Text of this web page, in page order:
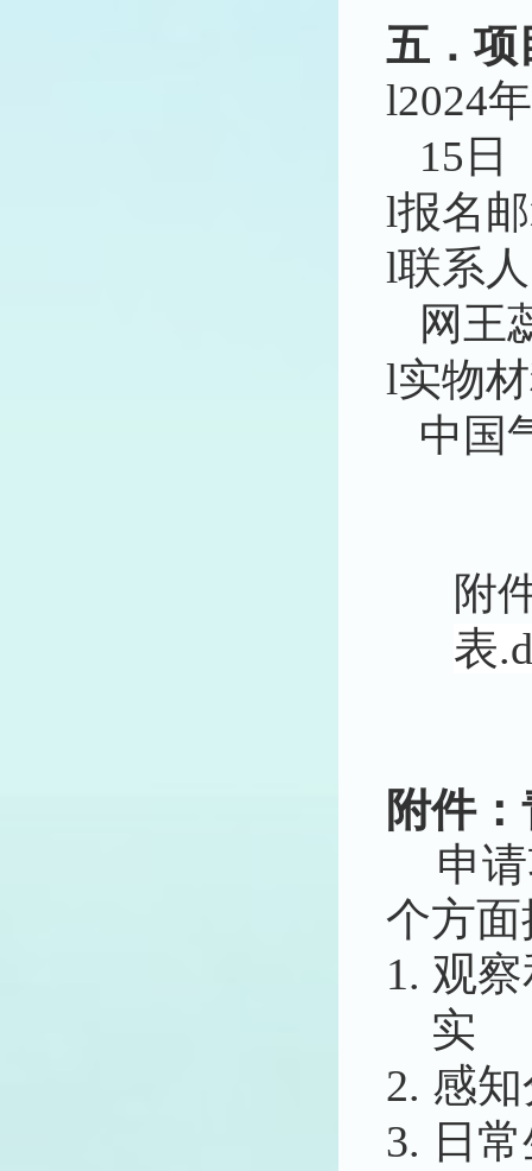
五． 项
l2024
15日
l报名
l联系
网王
l实物
中国
附
表
附件：
申
个方
1. 观
实
2. 感
3. 日